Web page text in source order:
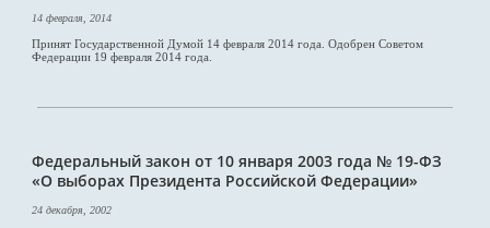
14 февраля, 2014
Принят Государственной Думой 14 февраля 2014 года. Одобрен Советом
Федерации 19 февраля 2014 года.
Федеральный закон от 10 января 2003 года № 19-ФЗ
«О выборах Президента Российской Федерации»
24 декабря, 2002